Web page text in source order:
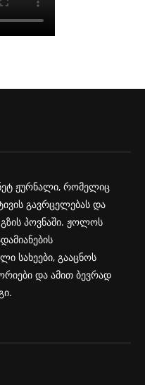
ჟურნალი, რომელიც
გავრცელებას და
პოვნაში. ჟოლოს
სახეები, გააცნოს
და ამით ბევრად